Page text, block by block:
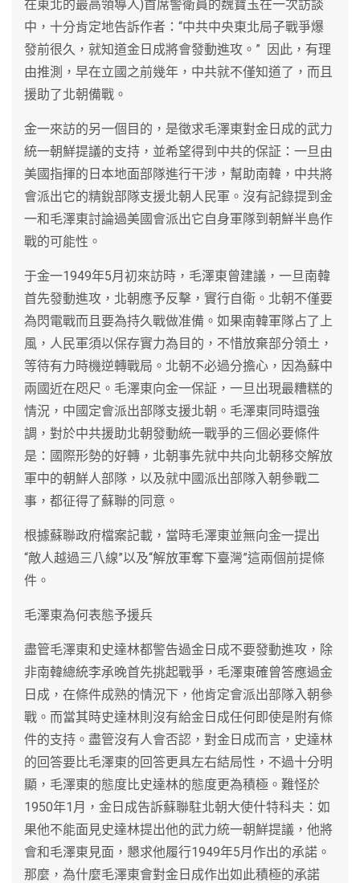
在東北的最高領導人)首席警衛員的魏寶玉在一次訪談
中，十分肯定地告訴作者：“中共中央東北局子戰爭爆
發前很久，就知道金日成將會發動進攻。” 因此，有理
由推測，早在立國之前幾年，中共就不僅知道了，而且
援助了北朝備戰。
金一來訪的另一個目的，是徵求毛澤東對金日成的武力
統一朝鮮提議的支持，並希望得到中共的保証：一旦由
美國指揮的日本地面部隊進行干涉，幫助南韓，中共將
會派出它的精銳部隊支援北朝人民軍。沒有記錄提到金
一和毛澤東討論過美國會派出它自身軍隊到朝鮮半島作
戰的可能性。
于金一1949年5月初來訪時，毛澤東曾建議，一旦南韓
首先發動進攻，北朝應予反擊，實行自衛。北朝不僅要
為閃電戰而且要為持久戰做准備。如果南韓軍隊占了上
風，人民軍須以保存實力為目的，不惜放棄部分領土，
等待有力時機逆轉戰局。北朝不必過分擔心，因為蘇中
兩國近在咫尺。毛澤東向金一保証，一旦出現最糟糕的
情況，中國定會派出部隊支援北朝。毛澤東同時還強
調，對於中共援助北朝發動統一戰爭的三個必要條件
是：國際形勢的好轉，北朝事先就中共向北朝移交解放
軍中的朝鮮人部隊，以及就中國派出部隊入朝參戰二
事，都征得了蘇聯的同意。
根據蘇聯政府檔案記載，當時毛澤東並無向金一提出
“敵人越過三八線”以及“解放軍奪下臺灣”這兩個前提條
件。
毛澤東為何表態予援兵
盡管毛澤東和史達林都警告過金日成不要發動進攻，除
非南韓總統李承晚首先挑起戰爭，毛澤東確曾答應過金
日成，在條件成熟的情況下，他肯定會派出部隊入朝參
戰。而當其時史達林則沒有給金日成任何即使是附有條
件的支持。盡管沒有人會否認，對金日成而言，史達林
的回答要比毛澤東的回答更具左右結局性，不過十分明
顯，毛澤東的態度比史達林的態度更為積極。難怪於
1950年1月，金日成告訴蘇聯駐北朝大使什特科夫：如
果他不能面見史達林提出他的武力統一朝鮮提議，他將
會和毛澤東見面，懇求他履行1949年5月作出的承諾。
那麼，為什麼毛澤東會對金日成作出如此積極的承諾